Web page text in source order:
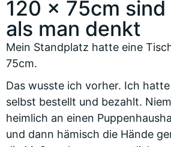
120 × 75cm sind
als man denkt
Mein Standplatz hatte eine
75cm.
Das wusste ich vorher. Ich
selbst bestellt und bezahlt.
heimlich an einen
und dann hämisch die Hände